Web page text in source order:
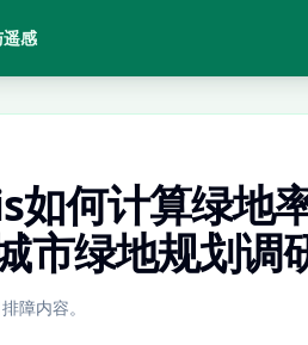
感
何计算绿地
市绿地规划调
障内容。